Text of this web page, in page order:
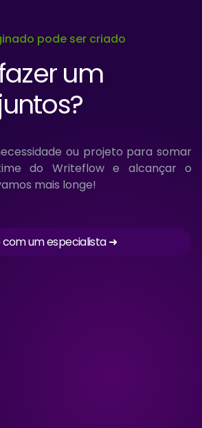
pode ser criado
um
ou projeto para somar
do Writeflow e alcançar o
mais longe!
com um especialista ➜